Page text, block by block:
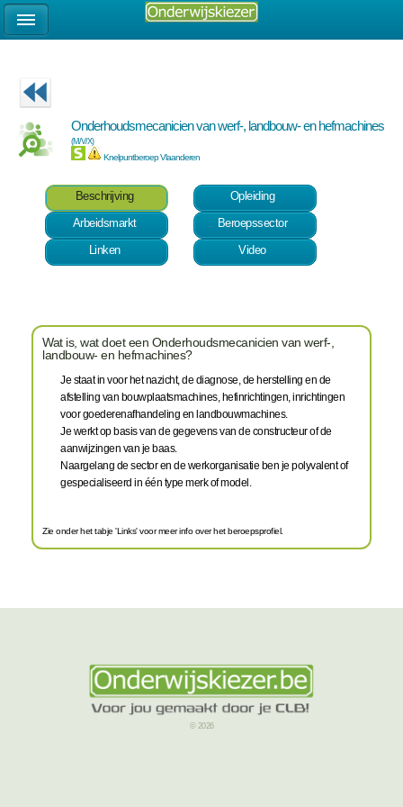
Onderhoudsmecanicien van werf-, landbouw- en hefmachines
(M/V/X)
Knelpuntberoep Vlaanderen
Beschrijving
Opleiding
Arbeidsmarkt
Beroepssector
Linken
Video
Wat is, wat doet een Onderhoudsmecanicien van werf-,
landbouw- en hefmachines?
Je staat in voor het nazicht, de diagnose, de herstelling en de
afstelling van bouwplaatsmachines, hefinrichtingen, inrichtingen
voor goederenafhandeling en landbouwmachines.
Je werkt op basis van de gegevens van de constructeur of de
aanwijzingen van je baas.
Naargelang de sector en de werkorganisatie ben je polyvalent of
gespecialiseerd in één type merk of model.
Zie onder het tabje 'Links' voor meer info over het beroepsprofiel.
© 2026